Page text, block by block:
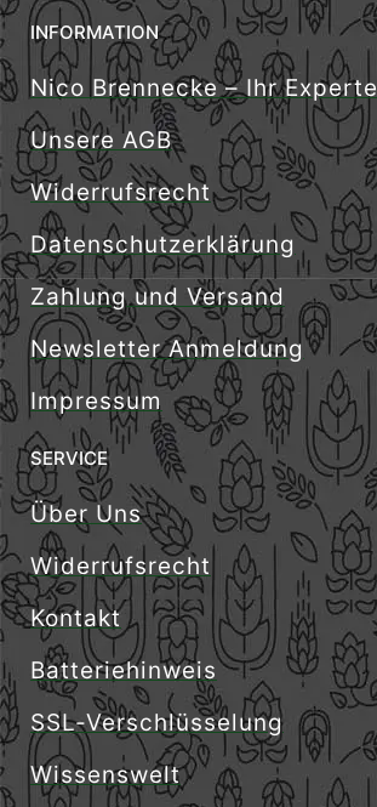
INFORMATION
Nico Brennecke – Ihr Experte
Unsere AGB
Widerrufsrecht
Datenschutzerklärung
Zahlung und Versand
Newsletter Anmeldung
Impressum
SERVICE
Über Uns
Widerrufsrecht
Kontakt
Batteriehinweis
SSL-Verschlüsselung
Wissenswelt